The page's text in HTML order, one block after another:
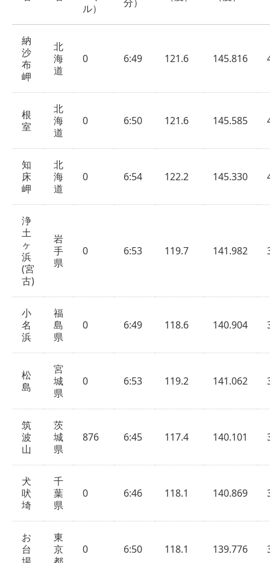
ル）
納
沙
布
岬
北
海
道
0 6:49 121.6 145.816
根
室
北
海
道
0 6:50 121.6 145.585
知
床
岬
北
海
道
0 6:54 122.2 145.330
浄
土
ヶ
浜
(宮
古)
岩
手
県
0 6:53 119.7 141.982
小
名
浜
福
島
県
0 6:49 118.6 140.904
松
島
宮
城
県
0 6:53 119.2 141.062
筑
波
山
茨
城
県
876 6:45 117.4 140.101
犬
吠
埼
千
葉
県
0 6:46 118.1 140.869
お
台
東
京
0 6:50 118.1 139.776